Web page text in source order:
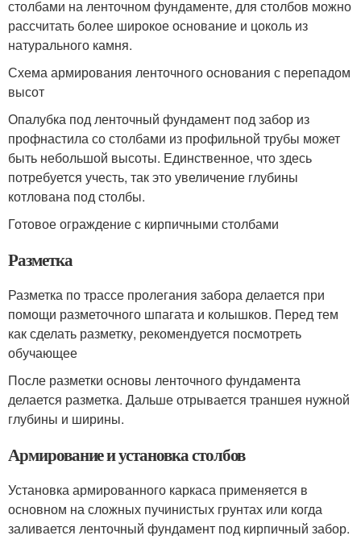
столбами на ленточном фундаменте, для столбов можно
рассчитать более широкое основание и цоколь из
натурального камня.
Схема армирования ленточного основания с перепадом
высот
Опалубка под ленточный фундамент под забор из
профнастила со столбами из профильной трубы может
быть небольшой высоты. Единственное, что здесь
потребуется учесть, так это увеличение глубины
котлована под столбы.
Готовое ограждение с кирпичными столбами
Разметка
Разметка по трассе пролегания забора делается при
помощи разметочного шпагата и колышков. Перед тем
как сделать разметку, рекомендуется посмотреть
обучающее
После разметки основы ленточного фундамента
делается разметка. Дальше отрывается траншея нужной
глубины и ширины.
Армирование и установка столбов
Установка армированного каркаса применяется в
основном на сложных пучинистых грунтах или когда
заливается ленточный фундамент под кирпичный забор.